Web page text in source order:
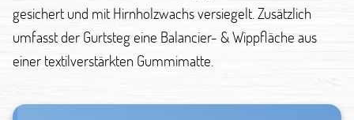
gesichert und mit Hirnholzwachs versiegelt. Zusätzlich
umfasst der Gurtsteg eine Balancier- & Wippfläche aus
einer textilverstärkten Gummimatte.